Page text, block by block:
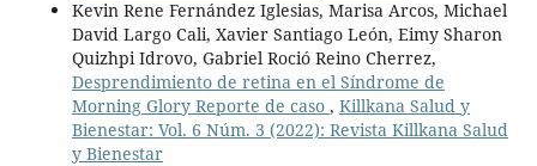
Kevin Rene Fernández Iglesias, Marisa Arcos, Michael
David Largo Cali, Xavier Santiago León, Eimy Sharon
Quizhpi Idrovo, Gabriel Roció Reino Cherrez,
Desprendimiento de retina en el Síndrome de
Morning Glory Reporte de caso , Killkana Salud y
Bienestar: Vol. 6 Núm. 3 (2022): Revista Killkana Salud
y Bienestar